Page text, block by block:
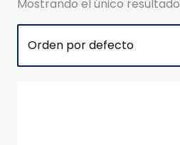
Mostrando el único resultado